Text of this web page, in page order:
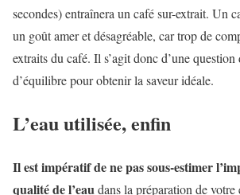
secondes) entraînera un café sur-extrait. Un
un goût amer et désagréable, car trop de
extraits du café. Il s’agit donc d’une
d’équilibre pour obtenir la saveur idéale.
L’eau utilisée, enfin
Il est impératif de ne pas sous-estimer
qualité de l’eaudans la préparation de votre